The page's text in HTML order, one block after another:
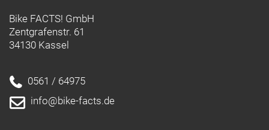
Bike FACTS! GmbH
Zentgrafenstr. 61
34130 Kassel
0561 / 64975
info@bike-facts.de